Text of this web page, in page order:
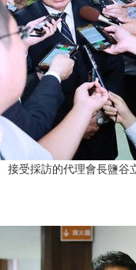
接受採訪的代理會長鹽谷